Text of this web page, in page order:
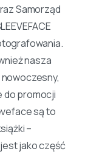
Samorząd
nasza
do promocji
są to
–
jako część